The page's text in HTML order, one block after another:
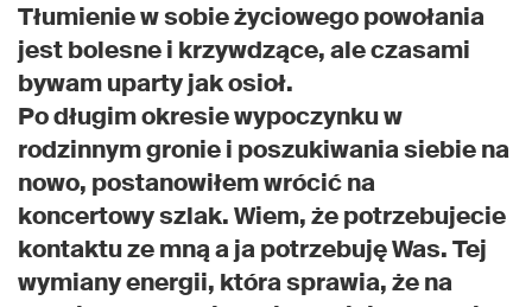
Tłumienie w sobie życiowego powołania
jest bolesne i krzywdzące, ale czasami
bywam uparty jak osioł.
Po długim okresie wypoczynku w
rodzinnym gronie i poszukiwania siebie na
nowo, postanowiłem wrócić na
koncertowy szlak. Wiem, że potrzebujecie
kontaktu ze mną a ja potrzebuję Was. Tej
wymiany energii, która sprawia, że na